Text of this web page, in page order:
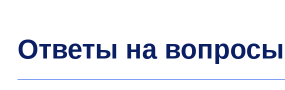
Ответы на вопросы